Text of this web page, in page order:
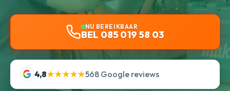
NU BEREIKBAAR
BEL 085 019 58 03
4,8★★★★★568 Google reviews